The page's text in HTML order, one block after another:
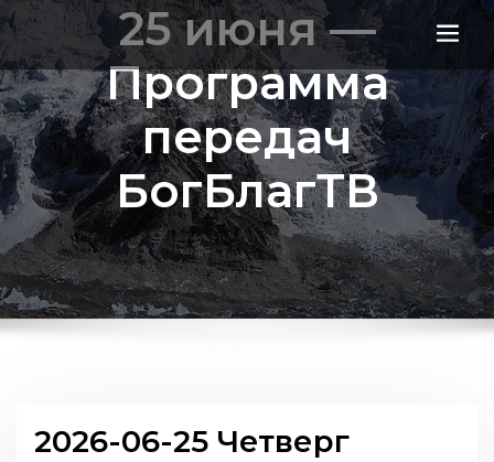
25 июня —
Программа
передач
БогБлагТВ
2026-06-25 Четверг